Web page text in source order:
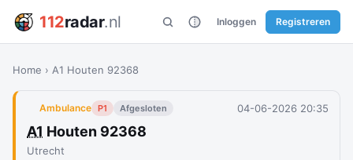
112radar.nl Inloggen Registreren
Home › A1 Houten 92368
Ambulance P1 Afgesloten 04-06-2026 20:35
A1 Houten 92368
Utrecht